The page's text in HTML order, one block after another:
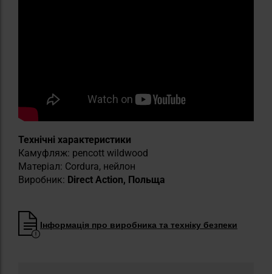
Технічні характеристики
Камуфляж: pencott wildwood
Матеріал: Cordura, нейлон
Виробник: Direct Action, Польща
Інформація про виробника та техніку безпеки